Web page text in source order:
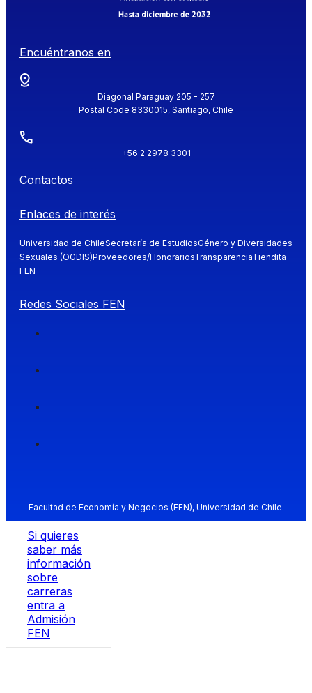
Encuéntranos en
Diagonal Paraguay 205 - 257
Postal Code 8330015, Santiago, Chile
+56 2 2978 3301
Contactos
Enlaces de interés
Universidad de ChileSecretaría de EstudiosGénero y Diversidades
Sexuales (OGDIS)Proveedores/HonorariosTransparenciaTiendita
FEN
Redes Sociales FEN
Facultad de Economía y Negocios (FEN), Universidad de Chile.
Si quieres
saber más
información
sobre
carreras
entra a
Admisión
FEN